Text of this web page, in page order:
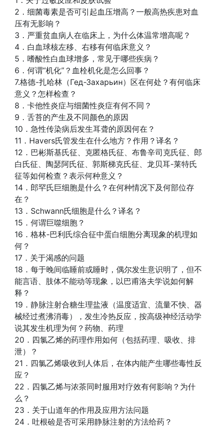
2．细菌毒素是否可引起血压增高？一般高热疾患对血
压有无影响？
3．严重贫血病人在临床上，为什么体温常增高呢？
4．白血球核左移、右移有何临床意义？
5．嗜酸性白血球增多，常见于哪些疾病？
6．何谓“机化”？血栓机化是怎么回事？
7.格德-扎哈林（Гед-Захарьин）区在何处？有何临床
意义？怎样检查？
8．卡他性炎症与细菌性炎症有何不同？
9．舌苔的产生及不同颜色的原因
10．急性传染病后发生耳聋的原因何在？
11．Havers氏管发生在什么地方？作用？译名？
12．巴彬斯基氏征、克匿格氏征、布鲁辛司克氏征、郎
白氏征、陶瑟阿氏征、郭斯梯克氏征、龙贝耳-莱特氏
征等如何检查？表示何种意义？
14．郎罕氏巨细胞是什么？在何种情况下及何部位存
在？
13．Schwann氏细胞是什么？译名？
15．何谓巨噬细胞？
16．格林-巴利氏综合征中蛋白细胞分离现象的机理如
何？
17．关于渴感的问题
18．每于晚间临睡前或睡时，偶尔发生意识明了，但不
能言语、肢体不能动等现象，以巴甫洛夫学说如何解
释？
19．静脉注射合糖生理盐液（温度适宜、流量不快、器
械经过煮沸消毒），发生冷热反应，按高级神经活动学
说其发生机理为何？药物、药理
20．四氯乙烯的药理作用如何（包括药理、吸收、排
泄）？
21．四氯乙烯吸收到人体后，在体内能产生哪些毒性反
应？
22．四氯乙烯与浓茶同时服用对疗效有何影响？为什
么？
23．关于山道年的作用及应用方法问题
24．吐根硷是否可采用静脉注射的方法给药？